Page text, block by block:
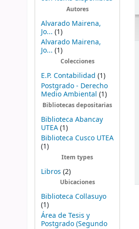
Autores
Alvarado Mairena,
Jo... (1)
Alvarado Mairena,
Jo... (1)
Colecciones
E.P. Contabilidad (1)
Postgrado - Derecho
Medio Ambiental (1)
Bibliotecas depositarias
Biblioteca Abancay
UTEA(1)
Biblioteca Cusco UTEA
(1)
Item types
Libros (2)
Ubicaciones
Biblioteca Collasuyo
(1)
Área de Tesis y
Postgrado (Segundo